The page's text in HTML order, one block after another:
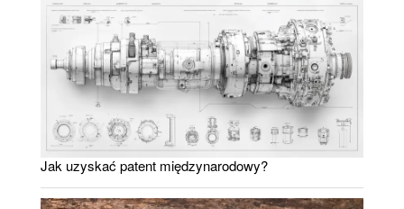
Jak uzyskać patent międzynarodowy?